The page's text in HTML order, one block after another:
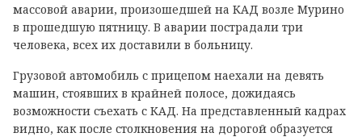
массовой аварии, произошедшей на КАД возле Мурино
в прошедшую пятницу. В аварии пострадали три
человека, всех их доставили в больницу.
Грузовой автомобиль с прицепом наехали на девять
машин, стоявших в крайней полосе, дожидаясь
возможности съехать с КАД. На представленный кадрах
видно, как после столкновения на дорогой образуется